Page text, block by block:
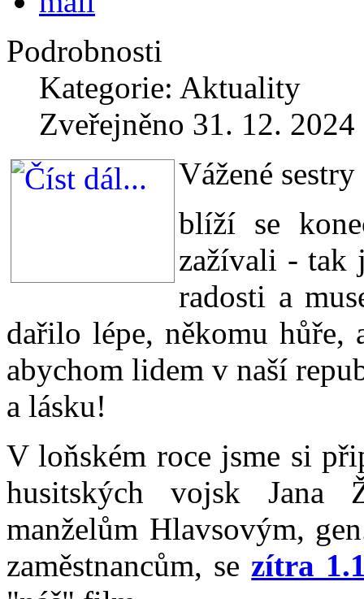
Podrobnosti
Kategorie: Aktuality
Zveřejněno 31. 12.
Vážené
blíží se
zažívali - tak
radosti a
dařilo lépe, někomu hůře,
abychom lidem v naší
a lásku!
V loňském roce jsme si
husitských vojsk Jana
manželům Hlavsovým,
zaměstnancům, se zítra